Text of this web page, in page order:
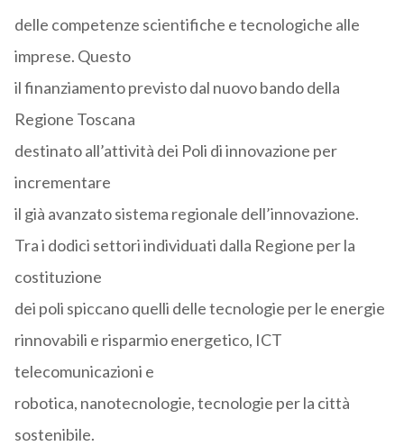
delle competenze scientifiche e tecnologiche alle
imprese. Questo
il finanziamento previsto dal nuovo bando della
Regione Toscana
destinato all’attività dei Poli di innovazione per
incrementare
il già avanzato sistema regionale dell’innovazione.
Tra i dodici settori individuati dalla Regione per la
costituzione
dei poli spiccano quelli delle tecnologie per le energie
rinnovabili e risparmio energetico, ICT
telecomunicazioni e
robotica, nanotecnologie, tecnologie per la città
sostenibile.